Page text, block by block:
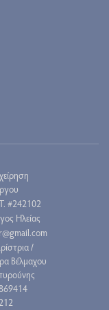
#242102
Ηλείας
/
Βέλμαχου